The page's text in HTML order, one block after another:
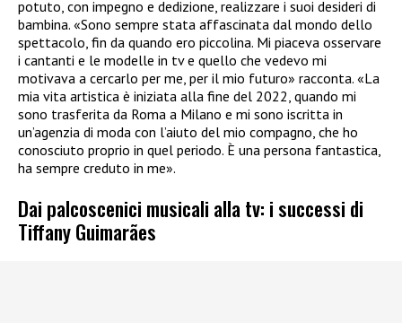
potuto, con impegno e dedizione, realizzare i suoi desideri di
bambina. «Sono sempre stata affascinata dal mondo dello
spettacolo, fin da quando ero piccolina. Mi piaceva osservare
i cantanti e le modelle in tv e quello che vedevo mi
motivava a cercarlo per me, per il mio futuro» racconta. «La
mia vita artistica è iniziata alla fine del 2022, quando mi
sono trasferita da Roma a Milano e mi sono iscritta in
un’agenzia di moda con l’aiuto del mio compagno, che ho
conosciuto proprio in quel periodo. È una persona fantastica,
ha sempre creduto in me».
Dai palcoscenici musicali alla tv: i successi di
Tiffany Guimarães